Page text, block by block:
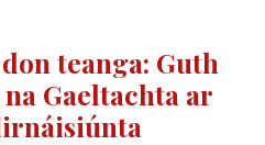
teanga: Guth
Gaeltachta ar